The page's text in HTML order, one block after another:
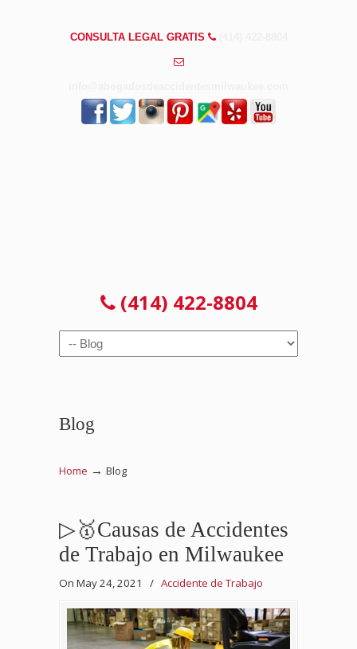
CONSULTA LEGAL GRATIS
(414) 422-8804
Navigation
Blog
Home → Blog
▷🥇Causas de Accidentes
de Trabajo en Milwaukee
On May 24, 2021 / Accidente de Trabajo